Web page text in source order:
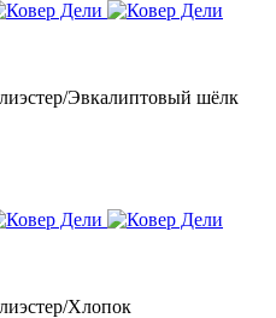
Эвкалиптовый шёлк
Хлопок